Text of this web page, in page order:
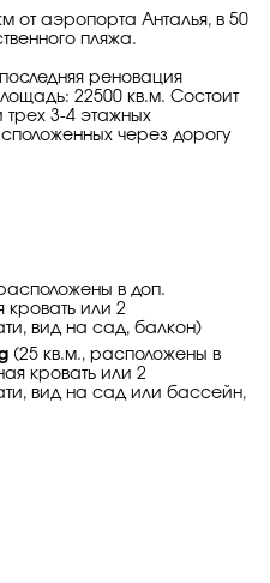
от аэропорта Анталья, в 50
пляжа.
реновация
22500 кв.м. Состоит
трех 3-4 этажных
через дорогу
в доп.
кровать или 2
вид на сад, балкон)
(25 кв.м., расположены в
кровать или 2
вид на сад или бассейн,